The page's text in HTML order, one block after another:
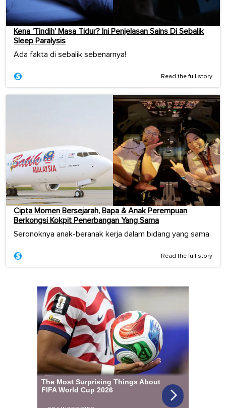
Kena ‘Tindih’ Masa Tidur? Ini Penjelasan Sains Di Sebalik
Sleep Paralysis
Ada fakta di sebalik sebenarnya!
Read the full story
Cipta Momen Bersejarah, Bapa & Anak Perempuan
Berkongsi Kokpit Penerbangan Yang Sama
Seronoknya anak-beranak kerja dalam bidang yang sama.
Read the full story